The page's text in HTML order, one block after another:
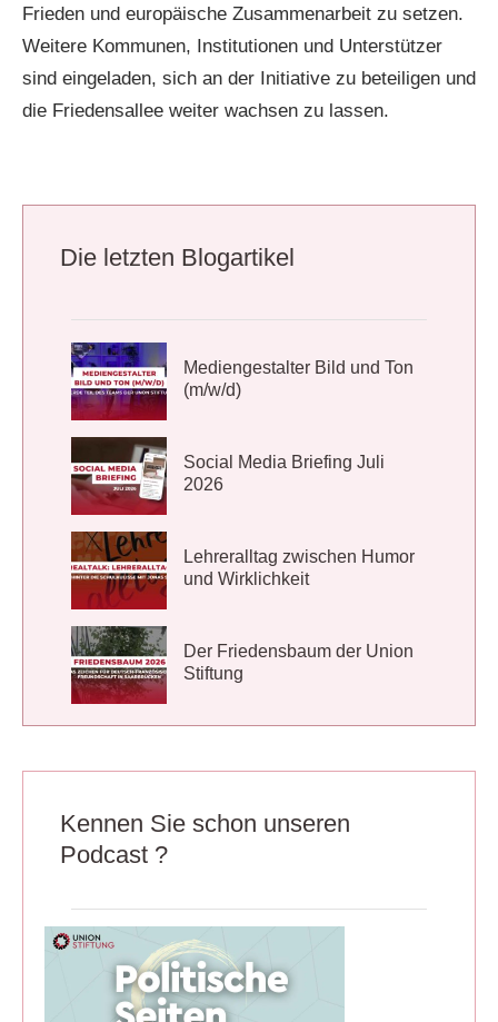
Frieden und europäische Zusammenarbeit zu setzen.
Weitere Kommunen, Institutionen und Unterstützer
sind eingeladen, sich an der Initiative zu beteiligen und
die Friedensallee weiter wachsen zu lassen.
Die letzten Blogartikel
Mediengestalter Bild und Ton
(m/w/d)
Social Media Briefing Juli
2026
Lehreralltag zwischen Humor
und Wirklichkeit
Der Friedensbaum der Union
Stiftung
Kennen Sie schon unseren
Podcast ?